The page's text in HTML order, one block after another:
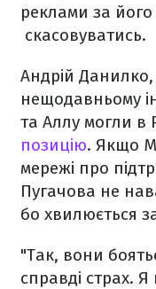
реклами за
скасовуватись.
Андрій
нещодавньому
та Аллу могли в
позицію. Якщо
мережі про
Пугачова не
бо хвилюється
"Так, вони
справді страх.